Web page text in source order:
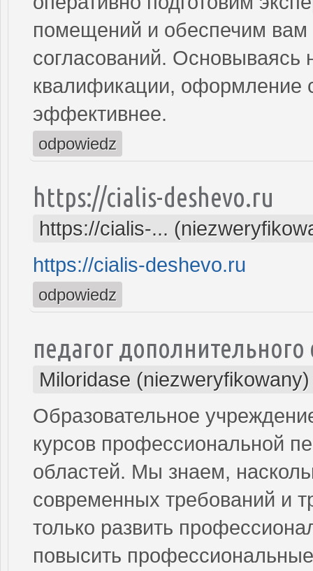
помещений и обеспечим вам
согласований.
квалификации, оформление
эффективнее.
odpowiedz
https://cialis-deshevo.ru
https://cialis-...
https://cialis-deshevo.ru
odpowiedz
педагог
Miloridase (niezweryfikowany)
Образовательное
курсов профессиональной
областей. Мы знаем,
современных требований и
только развить
повысить